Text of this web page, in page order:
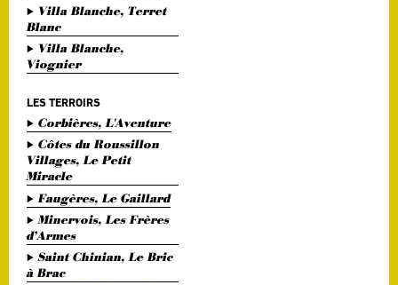
Villa Blanche, Terret
Blanc
Villa Blanche,
Viognier
LES TERROIRS
Corbières, L'Aventure
Côtes du Roussillon
Villages, Le Petit
Miracle
Faugères, Le Gaillard
Minervois, Les Frères
d’Armes
Saint Chinian, Le Bric
à Brac